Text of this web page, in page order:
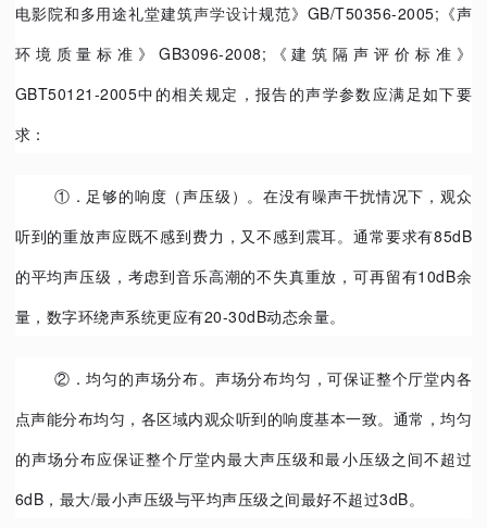
电影院和多用途礼堂建筑声学设计规范》GB/T50356-2005;《声
环境质量标准》GB3096-2008;《建筑隔声评价标准》
GBT50121-2005中的相关规定，报告的声学参数应满足如下要
求：
①．足够的响度（声压级）。在没有噪声干扰情况下，观众
听到的重放声应既不感到费力，又不感到震耳。通常要求有85dB
的平均声压级，考虑到音乐高潮的不失真重放，可再留有10dB余
量，数字环绕声系统更应有20-30dB动态余量。
②．均匀的声场分布。声场分布均匀，可保证整个厅堂内各
点声能分布均匀，各区域内观众听到的响度基本一致。通常，均匀
的声场分布应保证整个厅堂内最大声压级和最小压级之间不超过
6dB，最大/最小声压级与平均声压级之间最好不超过3dB。